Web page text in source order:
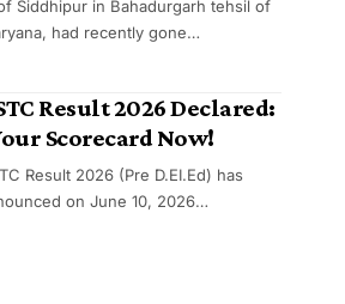
Siddhipur in Bahadurgarh tehsil of
had recently gone…
Result 2026 Declared:
Scorecard Now!
Result 2026 (Pre D.EI.Ed) has
on June 10, 2026…